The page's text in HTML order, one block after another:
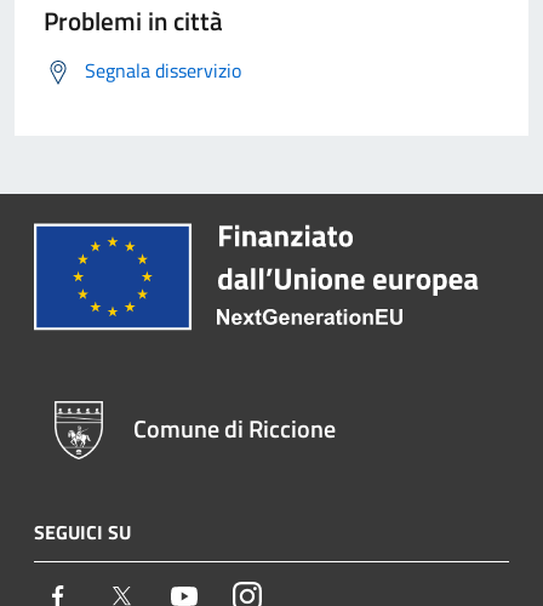
Problemi in città
Segnala disservizio
Comune di Riccione
SEGUICI SU
Facebook Twitter YoutubeInstagram